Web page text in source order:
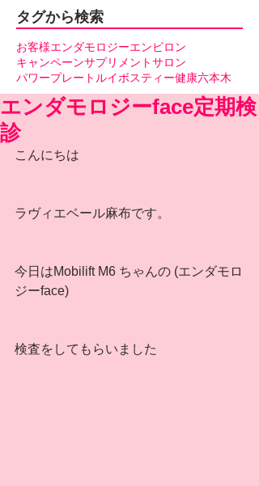
タグから検索
お客様エンダモロジーエンビロン
キャンペーンサプリメントサロン
パワープレート ルイボスティー健康六本木
エンダモロジーface定期検
診
こんにちは
ラヴィエベール麻布です。
今日はMobilift M6 ちゃんの (エンダモロ
ジーface)
検査をしてもらいました